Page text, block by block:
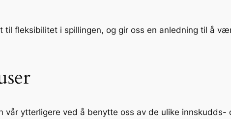
til fleksibilitet i spillingen, og gir oss en anledning til å
vår ytterligere ved å benytte oss av de ulike innskudds-